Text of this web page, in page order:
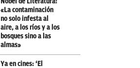
«La contaminación
no solo infesta al
aire, a los ríos y a los
bosques sino a las
almas»
Ya en cines: ‘El